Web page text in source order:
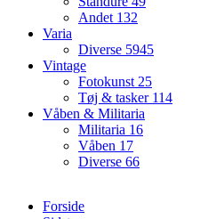
Andet 132
Varia
Diverse 5945
Vintage
Fotokunst 25
Tøj & tasker 114
Våben & Militaria
Militaria 16
Våben 17
Diverse 66
Forside